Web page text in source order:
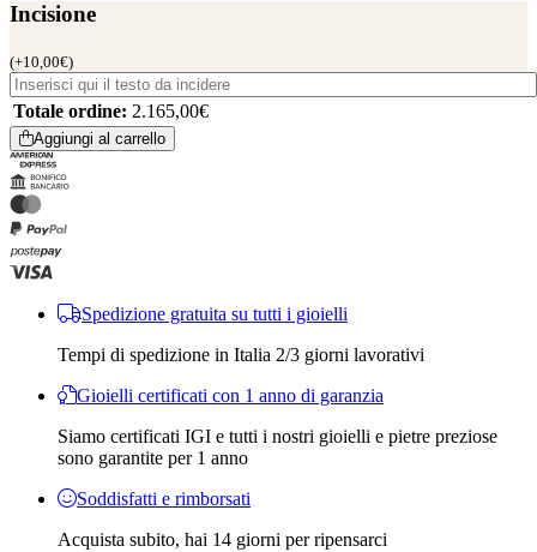
Incisione
(+10,00€)
Totale ordine: 2.165,00€
Aggiungi al carrello
Spedizione gratuita su tutti i gioielli
Tempi di spedizione in Italia 2/3 giorni lavorativi
Gioielli certificati con 1 anno di garanzia
Siamo certificati IGI e tutti i nostri gioielli e pietre preziose
sono garantite per 1 anno
Soddisfatti e rimborsati
Acquista subito, hai 14 giorni per ripensarci